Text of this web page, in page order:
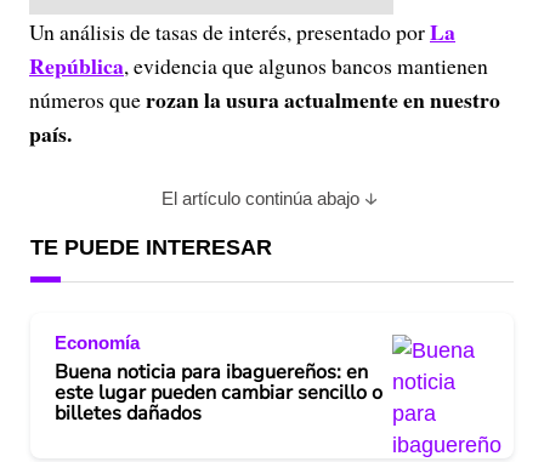
Un análisis de tasas de interés, presentado porLa
República, evidencia que algunos bancos mantienen
números querozan la usura actualmente en nuestro
país.
El artículo continúa abajo
TE PUEDE INTERESAR
Economía
Buena noticia para ibaguereños: en
este lugar pueden cambiar sencillo o
billetes dañados